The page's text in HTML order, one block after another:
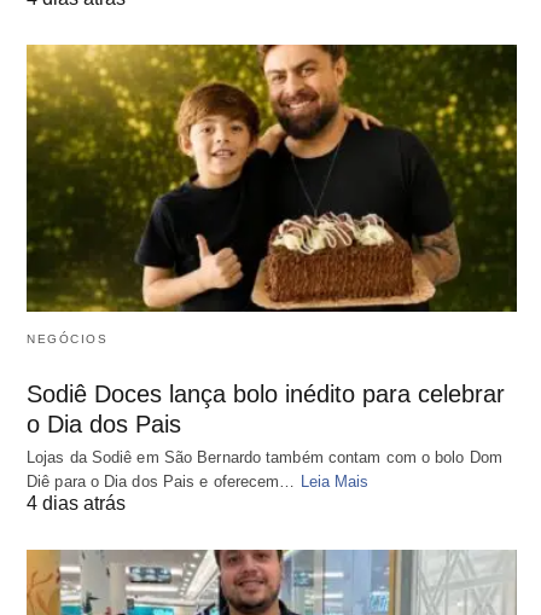
NEGÓCIOS
Sodiê Doces lança bolo inédito para celebrar
o Dia dos Pais
Lojas da Sodiê em São Bernardo também contam com o bolo Dom
Diê para o Dia dos Pais e oferecem… Leia Mais
4 dias atrás